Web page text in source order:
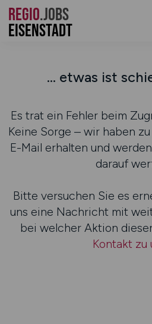
REGIO.JOBS
Eisenstadt
... etwas ist
Es trat ein Fehler beim
Keine Sorge – wir haben
E-Mail erhalten und
darauf
Bitte versuchen Sie es
uns eine Nachricht mit
bei welcher Aktion
Kontakt zu